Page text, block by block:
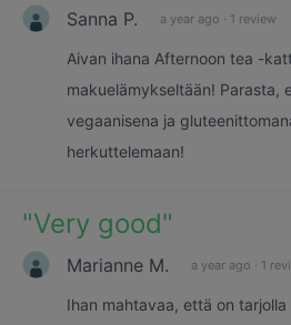
Sanna P. a year ago · 1 review
Aivan ihana Afternoon tea -
makuelämykseltään! Parasta,
vegaanisena ja
herkuttelemaan!
"Very good"
Marianne M. a year ago · 1
Ihan mahtavaa, että on